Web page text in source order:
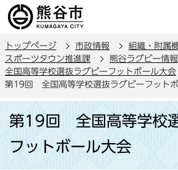
の
ー
ジ
の
先
トップページ 市政情報 組織・附属
スポーツタウン推進課
熊谷ラグビー情報
全国高等学校選抜ラグビーフットボール大会
第19回 全国高等学校選抜ラグビーフット
第19回 全国高等学校
フットボール大会